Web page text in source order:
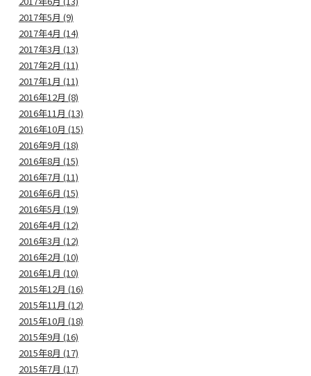
2017年5月 (9)
2017年4月 (14)
2017年3月 (13)
2017年2月 (11)
2017年1月 (11)
2016年12月 (8)
2016年11月 (13)
2016年10月 (15)
2016年9月 (18)
2016年8月 (15)
2016年7月 (11)
2016年6月 (15)
2016年5月 (19)
2016年4月 (12)
2016年3月 (12)
2016年2月 (10)
2016年1月 (10)
2015年12月 (16)
2015年11月 (12)
2015年10月 (18)
2015年9月 (16)
2015年8月 (17)
2015年7月 (17)